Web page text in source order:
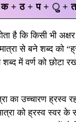
क + ठ + प + ु +
है कि किसी भी
से बने शब्द को
में वर्ण को छोटा
का उच्चारण ह्रस्व
को ह्रस्व स्वर के